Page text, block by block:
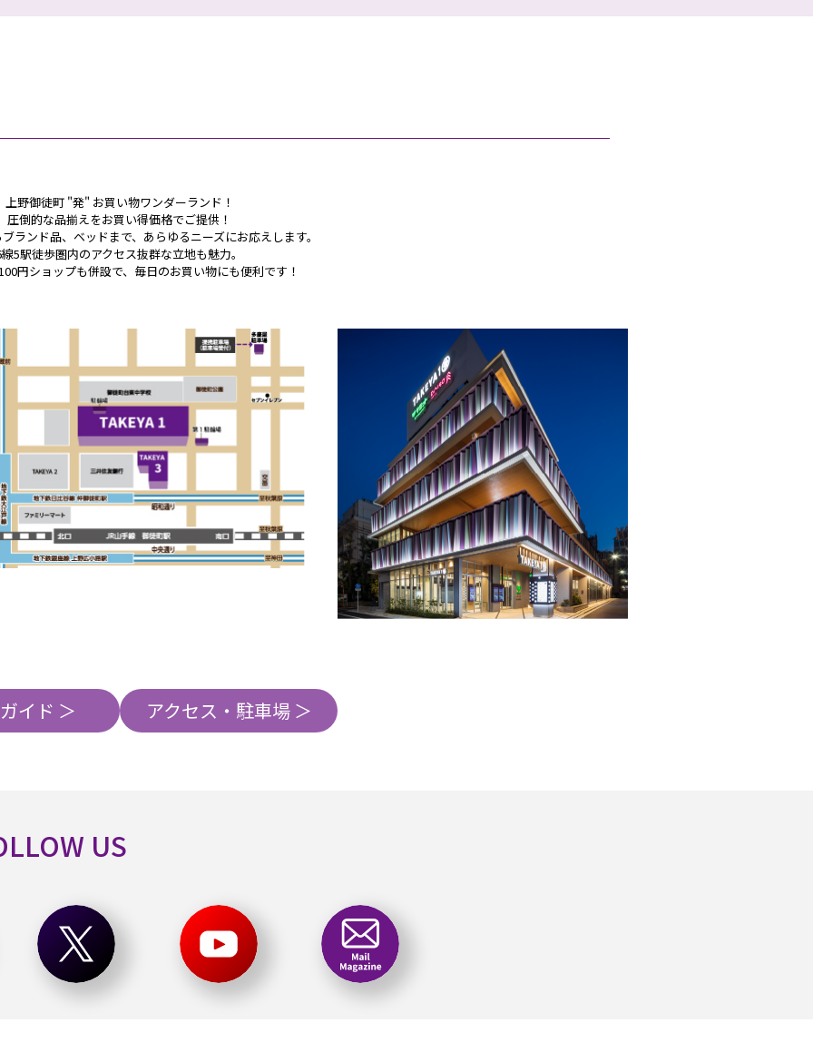
上野御徒町 "発" お買い物ワンダーランド！
圧倒的な品揃えをお買い得価格でご提供！
ランド品、ベッドまで、あらゆるニーズにお応えします。
5駅徒歩圏内のアクセス抜群な立地も魅力。
円ショップも併設で、毎日のお買い物にも便利です！
イド ＞ アクセス・駐車場 ＞
US